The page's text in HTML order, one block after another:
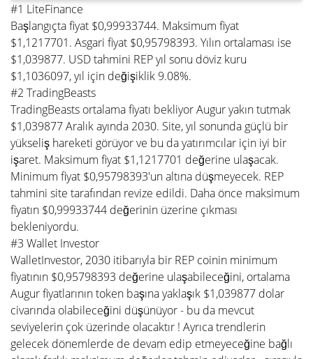
#1 LiteFinance
Başlangıçta fiyat $0,99933744. Maksimum fiyat
$1,1217701. Asgari fiyat $0,95798393. Yılın ortalaması ise
$1,039877. USD tahmini REP yıl sonu döviz kuru
$1,1036097, yıl için değişiklik 9.08%.
#2 TradingBeasts
TradingBeasts ortalama fiyatı bekliyor Augur yakın tutmak
$1,039877 Aralık ayında 2030. Site, yıl sonunda güçlü bir
yükseliş hareketi görüyor ve bu da yatırımcılar için iyi bir
işaret. Maksimum fiyat $1,1217701 değerine ulaşacak.
Minimum fiyat $0,95798393'un altına düşmeyecek. REP
tahmini site tarafından revize edildi. Daha önce maksimum
fiyatın $0,99933744 değerinin üzerine çıkması
bekleniyordu.
#3 Wallet Investor
WalletInvestor, 2030 itibarıyla bir REP coinin minimum
fiyatının $0,95798393 değerine ulaşabileceğini, ortalama
Augur fiyatlarının token başına yaklaşık $1,039877 dolar
civarında olabileceğini düşünüyor - bu da mevcut
seviyelerin çok üzerinde olacaktır ! Ayrıca trendlerin
gelecek dönemlerde de devam edip etmeyeceğine bağlı